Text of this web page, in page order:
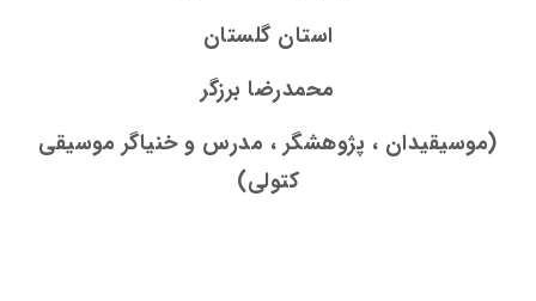
استان گلستان
محمدرضا برزگر
(موسیقیدان ، پژوهشگر ، مدرس و خنیاگر موسیقی
کتولی)